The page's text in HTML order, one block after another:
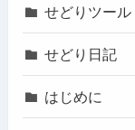
せどりツール
せどり日記
はじめに